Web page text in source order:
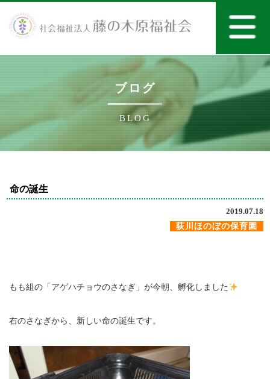
ブログ
BLOG
命の誕生
2019.07.18
荻川ほのぼの保育園
もも組の「アゲハチョウのさなぎ」が今朝、孵化しました
右のさなぎから、新しい命の誕生です。